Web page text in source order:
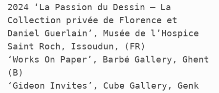
2024 ‘La Passion du Dessin – La
Collection privée de Florence et
Daniel Guerlain’, Musée de l’Hospice
Saint Roch, Issoudun, (FR)
‘Works On Paper’, Barbé Gallery, Ghent
(B)
‘Gideon Invites’, Cube Gallery, Genk